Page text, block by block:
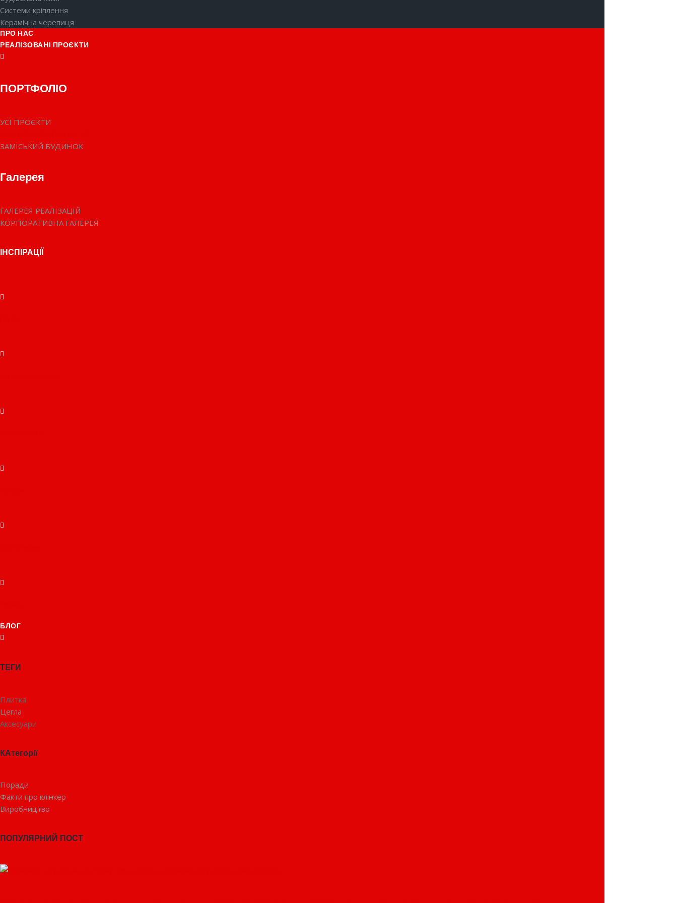
Системи кріплення
Керамічна черепиця
ПРО НАС
РЕАЛІЗОВАНІ ПРОЄКТИ
ПОРТФОЛІО
УСІ ПРОЄКТИ
ЗАМІСЬКИЙ БУДИНОК
Галерея
ГАЛЕРЕЯ РЕАЛІЗАЦІЙ
КОРПОРАТИВНА ГАЛЕРЕЯ
ІНСПІРАЦІЇ
БЛОГ
ТЕГИ
Плитка
Цегла
Аксесуари
КАтегорії
Поради
Факти про клінкер
Виробництво
ПОПУЛЯРНИЙ ПОСТ